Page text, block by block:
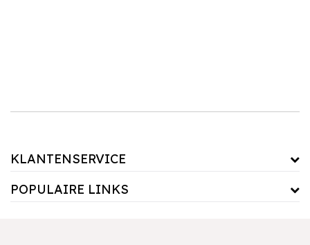
KLANTENSERVICE
POPULAIRE LINKS